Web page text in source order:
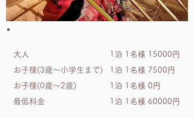
大人
1泊 1名様 15000円
お子様(3歳～小学生まで)
1泊 1名様 7500円
お子様(0歳～2歳)
1泊 1名様 0円
最低料金
1泊 1名様 60000円